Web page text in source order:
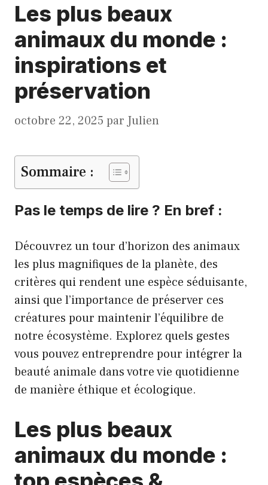
Les plus beaux
animaux du monde :
inspirations et
préservation
octobre 22, 2025 par Julien
Sommaire :
Pas le temps de lire ? En bref :
Découvrez un tour d’horizon des animaux
les plus magnifiques de la planète, des
critères qui rendent une espèce séduisante,
ainsi que l’importance de préserver ces
créatures pour maintenir l’équilibre de
notre écosystème. Explorez quels gestes
vous pouvez entreprendre pour intégrer la
beauté animale dans votre vie quotidienne
de manière éthique et écologique.
Les plus beaux
animaux du monde :